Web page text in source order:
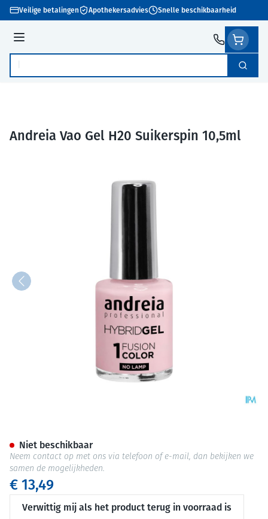
Ga naar de inhoud
Veilige betalingen Apothekersadvies Snelle beschikbaarheid
Menu
Product, merk, categorie... Zoek
Andreia Vao Gel H20 Suikerspin 10,5ml
€ 13,49
Verwittig mij als het product terug in voorraad is
Niet beschikbaar
Neem contact op met ons via telefoon of e-mail, dan bekijken we
samen de mogelijkheden.